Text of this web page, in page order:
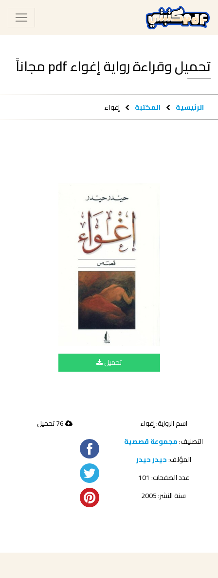
تحميل وقراءة رواية إغواء pdf مجاناً
الرئيسية المكتبة إغواء
تحميل
اسم الرواية: إغواء
التصنيف:مجموعة قصصية
المؤلف:حيدر حيدر
عدد الصفحات: 101
سنة النشر: 2005